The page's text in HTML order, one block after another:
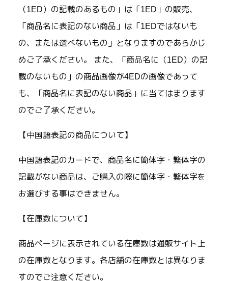
（1ED）の記載のあるもの」は「1ED」の販売、
「商品名に表記のない商品」は「1EDではないも
の、または選べないもの」となりますのであらかじ
めご了承ください。 また、「商品名に（1ED）の記
載のないもの」の商品画像が4EDの画像であって
も、「商品名に表記のない商品」に当てはまります
のでご了承ください。
【中国語表記の商品について】
中国語表記のカードで、商品名に簡体字・繁体字の
記載がない商品は、ご購入の際に簡体字・繁体字を
お選びする事はできません。
【在庫数について】
商品ページに表示されている在庫数は通販サイト上
の在庫数となります。各店舗の在庫数とは異なりま
すのでご注意ください。